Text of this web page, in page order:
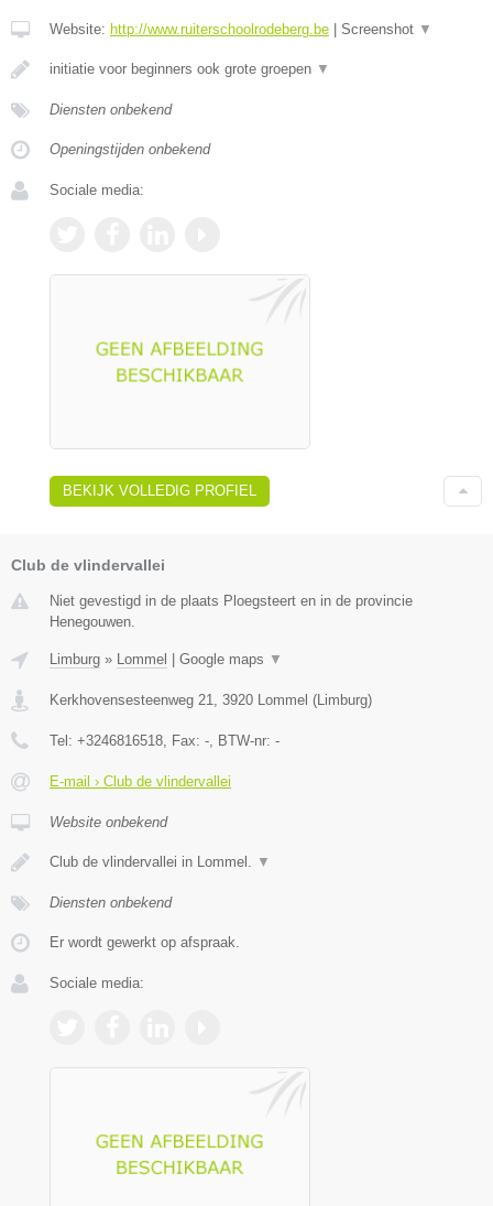
Website: http://www.ruiterschoolrodeberg.be Screenshot ▼
initiatie voor beginners ook grote groepen ▼
Diensten onbekend
Openingstijden onbekend
Sociale media:
BEKIJK VOLLEDIG PROFIEL
Club de vlindervallei
Niet gevestigd in de plaats Ploegsteert en in de provincie
Henegouwen.
Limburg » Lommel | Google maps ▼
Kerkhovensesteenweg 21 3920 Lommel (Limburg)
Tel: +3246816518 , Fax: - , BTW-nr: -
E-mail › Club de vlindervallei
Website onbekend
Club de vlindervallei in Lommel. ▼
Diensten onbekend
Er wordt gewerkt op afspraak.
Sociale media: